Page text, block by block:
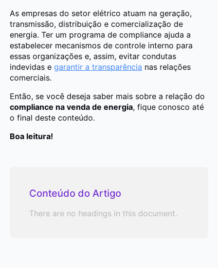
As empresas do setor elétrico atuam na geração,
transmissão, distribuição e comercialização de
energia. Ter um programa de compliance ajuda a
estabelecer mecanismos de controle interno para
essas organizações e, assim, evitar condutas
indevidas e garantir a transparência nas relações
comerciais.
Então, se você deseja saber mais sobre a relação do
compliance na venda de energia, fique conosco até
o final deste conteúdo.
Boa leitura!
Conteúdo do Artigo
There are no headings in this document.